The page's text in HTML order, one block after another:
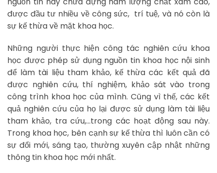
được đầu tư nhiều về công sức, trí tuệ, và nó còn là
sự kế thừa về mặt khoa học.
Những người thực hiện công tác nghiên cứu khoa
học được phép sử dụng nguồn tin khoa học nội sinh
để làm tài liệu tham khảo, kế thừa các kết quả đã
được nghiên cứu, thí nghiệm, khảo sát vào trong
công trình khoa học của mình. Cũng vì thế, các kết
quả nghiên cứu của họ lại được sử dụng làm tài liệu
tham khảo, tra cứu,…trong các hoạt động sau này.
Trong khoa học, bên cạnh sự kế thừa thì luôn cần có
sự đổi mới, sáng tạo, thường xuyên cập nhật những
thông tin khoa học mới nhất.